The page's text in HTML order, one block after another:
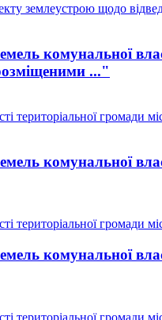
землеустрою щодо
комунальної
..."
територіальної громади
комунальної
територіальної громади
комунальної
територіальної громади